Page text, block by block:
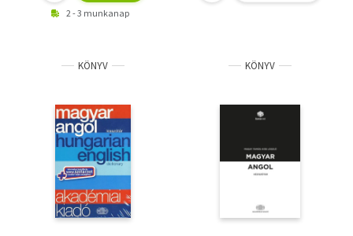
2 - 3 munkanap
KÖNYV KÖNYV